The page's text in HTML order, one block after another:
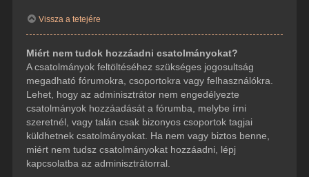
Vissza a tetejére
Miért nem tudok hozzáadni csatolmányokat?
A csatolmányok feltöltéséhez szükséges jogosultság
megadható fórumokra, csoportokra vagy felhasználókra.
Lehet, hogy az adminisztrátor nem engedélyezte
csatolmányok hozzáadását a fórumba, melybe írni
szeretnél, vagy talán csak bizonyos csoportok tagjai
küldhetnek csatolmányokat. Ha nem vagy biztos benne,
miért nem tudsz csatolmányokat hozzáadni, lépj
kapcsolatba az adminisztrátorral.